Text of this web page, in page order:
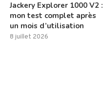
Jackery Explorer 1000 V2 :
mon test complet après
un mois d’utilisation
8 juillet 2026